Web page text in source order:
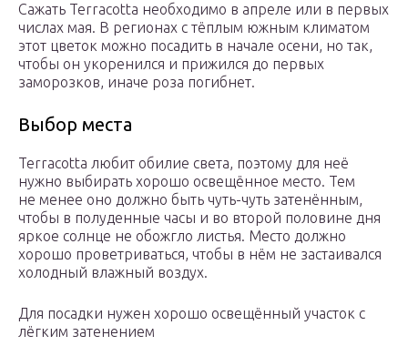
Сажать Terracotta необходимо в апреле или в первых
числах мая. В регионах с тёплым южным климатом
этот цветок можно посадить в начале осени, но так,
чтобы он укоренился и прижился до первых
заморозков, иначе роза погибнет.
Выбор места
Terracotta любит обилие света, поэтому для неё
нужно выбирать хорошо освещённое место. Тем
не менее оно должно быть чуть-чуть затенённым,
чтобы в полуденные часы и во второй половине дня
яркое солнце не обожгло листья. Место должно
хорошо проветриваться, чтобы в нём не застаивался
холодный влажный воздух.
Для посадки нужен хорошо освещённый участок с
лёгким затенением